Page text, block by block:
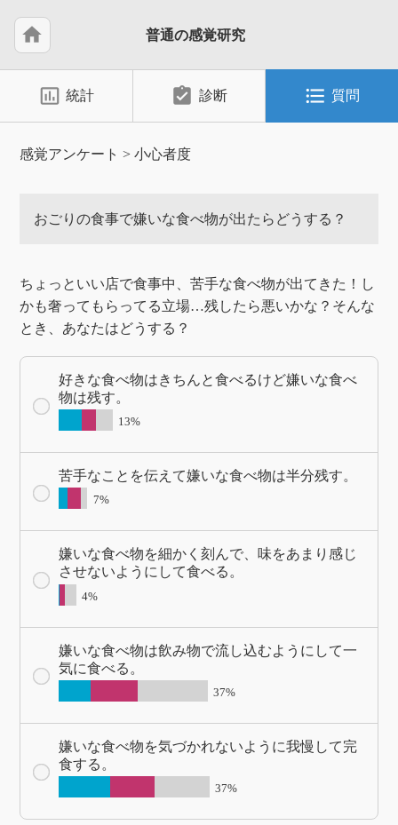
home 普通の感覚研究
insert_chart_outlined 統計 assignment_turned_in 診断 format_list_bulleted 質問
感覚アンケート >小心者度
おごりの食事で嫌いな食べ物が出たらどうする？
ちょっといい店で食事中、苦手な食べ物が出てきた！し
かも奢ってもらってる立場…残したら悪いかな？そんな
とき、あなたはどうする？
好きな食べ物はきちんと食べるけど嫌いな食べ
物は残す。
13%
苦手なことを伝えて嫌いな食べ物は半分残す。
7%
嫌いな食べ物を細かく刻んで、味をあまり感じ
させないようにして食べる。
4%
嫌いな食べ物は飲み物で流し込むようにして一
気に食べる。
37%
嫌いな食べ物を気づかれないように我慢して完
食する。
37%